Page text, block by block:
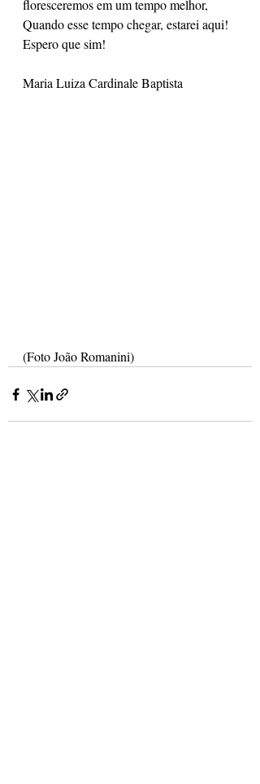
floresceremos em um tempo melhor,
Quando esse tempo chegar, estarei aqui!
Espero que sim!
Maria Luiza Cardinale Baptista
(Foto João Romanini)